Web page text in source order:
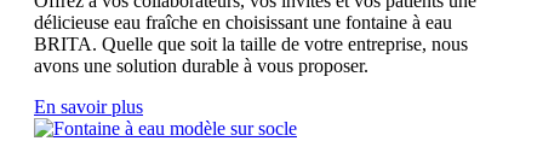
délicieuse eau fraîche en choisissant une fontaine à eau
BRITA. Quelle que soit la taille de votre entreprise, nous
avons une solution durable à vous proposer.
En savoir plus